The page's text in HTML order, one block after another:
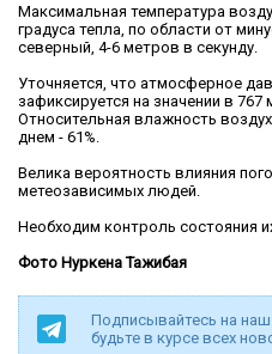
Максимальная температура
градуса тепла, по области от
северный, 4-6 метров в секунду.
Уточняется, что атмосферное
зафиксируется на значении в 767
Относительная влажность
днем - 61%.
Велика вероятность влияния
метеозависимых людей.
Необходим контроль состояния
Фото Нуркена Тажибая
Подписывайтесь на наш
будьте в курсе всех